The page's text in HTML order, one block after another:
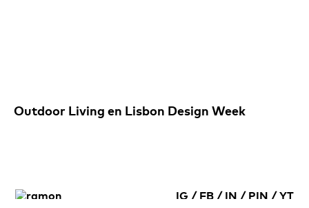
Outdoor Living en Lisbon Design Week
IG / FB/ IN / PIN / YT